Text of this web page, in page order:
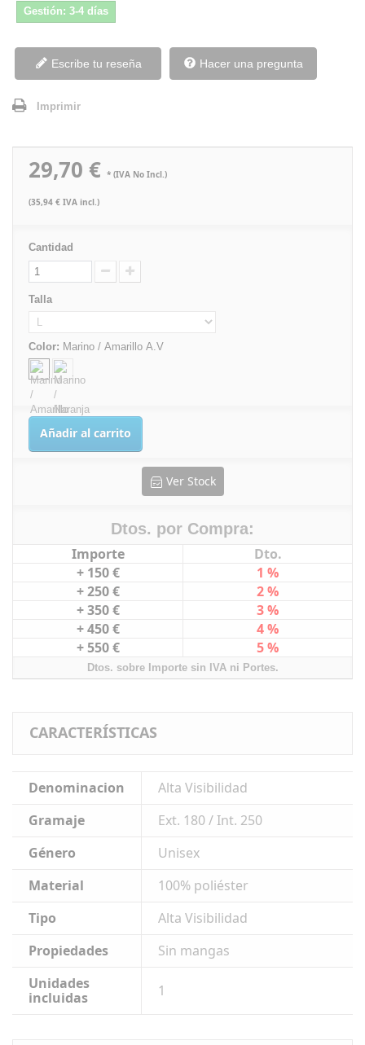
Gestión: 3-4 días
Escribe tu reseña Hacer una pregunta
Imprimir
29,70 € * (IVA No Incl.)
(35,94 € IVA incl.)
Cantidad
Talla
Color: Marino / Amarillo A.V
Añadir al carrito
Ver Stock
Dtos. por Compra:
Importe
Dto.
+ 150 €
1 %
+ 250 €
2 %
+ 350 €
3 %
+ 450 €
4 %
+ 550 €
5 %
Dtos. sobre Importe sin IVA ni Portes.
CARACTERÍSTICAS
Denominacion
Alta Visibilidad
Gramaje
Ext. 180 / Int. 250
Género
Unisex
Material
100% poliéster
Tipo
Alta Visibilidad
Propiedades
Sin mangas
Unidades
incluidas
1